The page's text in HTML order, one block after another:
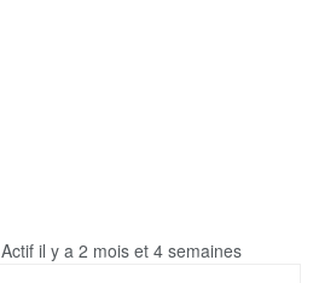
Actif il y a 2 mois et 4 semaines